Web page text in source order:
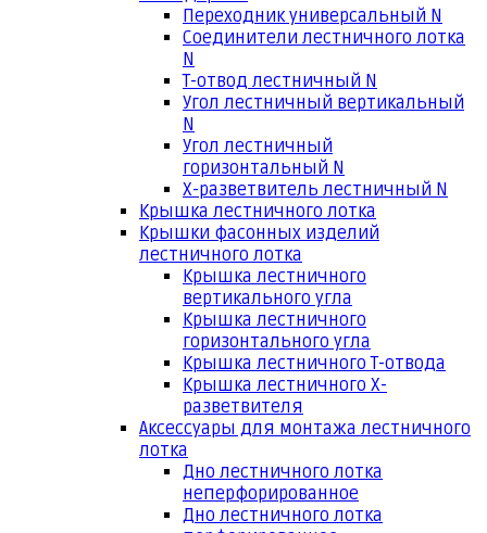
Переходник универсальный N
Соединители лестничного лотка
N
Т-отвод лестничный N
Угол лестничный вертикальный
N
Угол лестничный
горизонтальный N
Х-разветвитель лестничный N
Крышка лестничного лотка
Крышки фасонных изделий
лестничного лотка
Крышка лестничного
вертикального угла
Крышка лестничного
горизонтального угла
Крышка лестничного Т-отвода
Крышка лестничного Х-
разветвителя
Аксессуары для монтажа лестничного
лотка
Дно лестничного лотка
неперфорированное
Дно лестничного лотка